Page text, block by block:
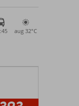
aug 32°C